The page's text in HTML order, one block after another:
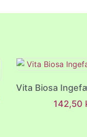
Vita Biosa
142,50